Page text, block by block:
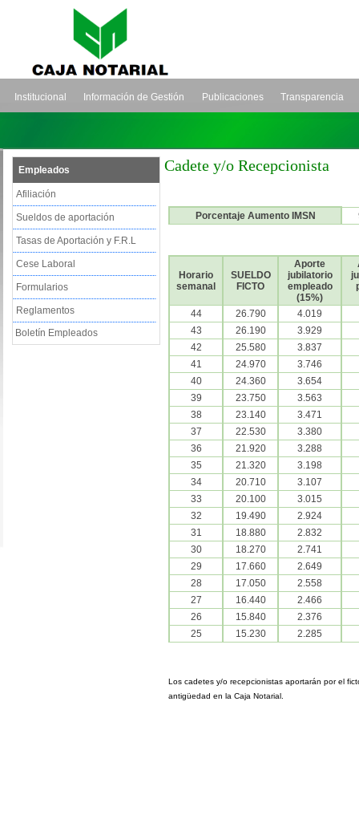
Institucional Información de Gestión Publicaciones Transparencia
Empleados
Afiliación
Sueldos de aportación
Tasas de Aportación y F.R.L
Cese Laboral
Formularios
Reglamentos
Boletín Empleados
Cadete y/o Recepcionista
Porcentaje Aumento IMSN
Horario
semanal
SUELDO
FICTO
Aporte
jubilatorio
empleado
(15%)
44 26.790
4.019
43
26.190
3.929
42
25.580
3.837
41
24.970
3.746
40
24.360
3.654
39
23.750
3.563
38
23.140
3.471
37
22.530
3.380
36
21.920
3.288
35
21.320
3.198
34
20.710
3.107
33
20.100
3.015
32
19.490
2.924
31
18.880
2.832
30
18.270
2.741
29
17.660
2.649
28
17.050
2.558
27
16.440
2.466
26
15.840
2.376
25
15.230 2.285
Los cadetes y/o recepcionistas aportarán por el
antigüedad en la Caja Notarial.